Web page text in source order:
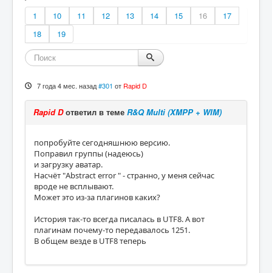
1 10 11 12 13 14 15 16
17
18
19
7 года 4 мес. назад #301 от Rapid D
Rapid Dответил в теме R&Q Multi (XMPP + WIM)
попробуйте сегодняшнюю версию.
Поправил группы (надеюсь)
и загрузку аватар.
Насчёт "Abstract error " - странно, у меня сейчас
вроде не всплывают.
Может это из-за плагинов каких?
История так-то всегда писалась в UTF8. А вот
плагинам почему-то передавалось 1251.
В общем везде в UTF8 теперь